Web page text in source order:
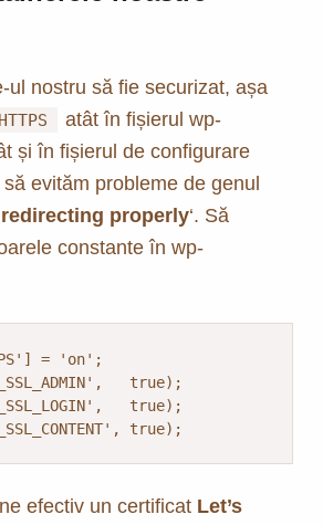
ul nostru să fie securizat, așa
HTTPS
atât în fișierul wp-
și în fișierul de configurare
evităm probleme de genul
redirecting properly‘. Să
constante în wp-
= 'on';
true);
true);
true);
efectiv un certificat Let’s